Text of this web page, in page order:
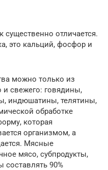
отличается.
это кальций, фосфор и
можно только из
и свежего: говядины,
индюшатины, телятины,
обработке
которая
организмом, а
Мясные
мясо, субпродукты,
90%